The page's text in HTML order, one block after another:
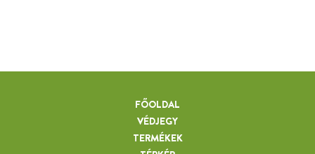
FŐOLDAL
VÉDJEGY
TERMÉKEK